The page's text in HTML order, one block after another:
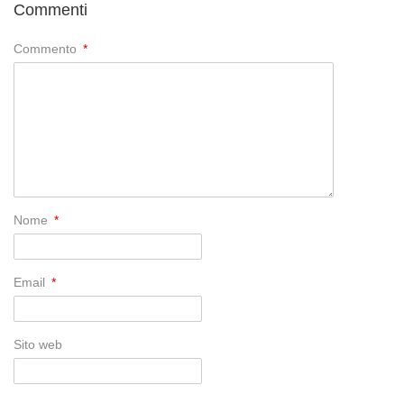
Commenti
Commento *
Nome *
Email *
Sito web